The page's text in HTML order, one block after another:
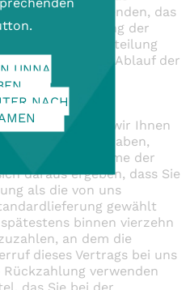
UNNA
NACH
verwenden, das
ist. Zur Wahrung der
dass Sie die Mitteilung
vor Ablauf der
haben wir Ihnen
Ihnen erhalten haben,
(mit Ausnahme der
daraus ergeben, dass Sie
als die von uns
gewählt
binnen vierzehn
an dem die
dieses Vertrags bei uns
verwenden
das Sie bei der